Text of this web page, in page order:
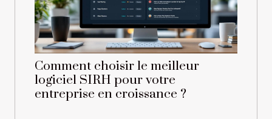
Comment choisir le meilleur
logiciel SIRH pour votre
entreprise en croissance ?